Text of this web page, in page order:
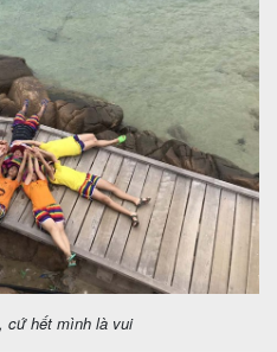
cứ hết mình là vui